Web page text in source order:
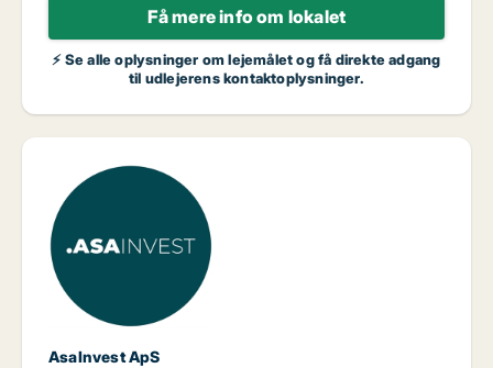
Få mere info om lokalet
⚡ Se alle oplysninger om lejemålet og få direkte adgang
til udlejerens kontaktoplysninger.
AsaInvest ApS